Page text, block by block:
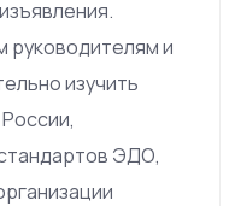
и
изучить
ЭДО,